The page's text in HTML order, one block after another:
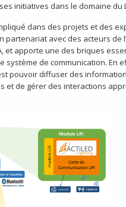
initiatives dans le domaine du
dans des projets et des
partenariat avec des acteurs de
et apporte une des briques
système de communication. En
pouvoir diffuser des
et de gérer des interactions